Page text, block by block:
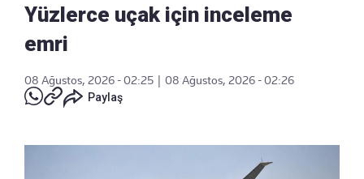
Yüzlerce uçak için inceleme
emri
08 Ağustos, 2026 - 02:25
08 Ağustos, 2026 - 02:26
Paylaş